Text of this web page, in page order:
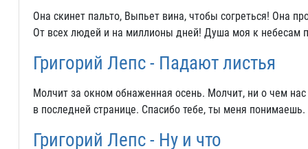
Она скинет пальто, Выпьет вина, чтобы согреться! Она
От всех людей и на миллионы дней! Душа моя к небесам
Григорий Лепс - Падают листья
Молчит за окном обнаженная осень. Молчит, ни о чем
в последней странице. Спасибо тебе, ты меня
Григорий Лепс - Ну и что